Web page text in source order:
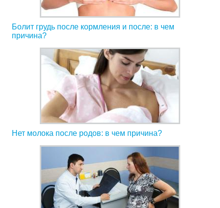
Болит грудь после кормления и после: в чем
причина?
Нет молока после родов: в чем причина?